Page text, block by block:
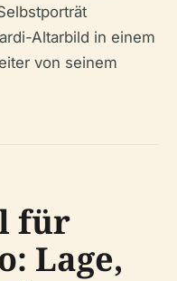
Altarbild in einem
von seinem
für
Lage,